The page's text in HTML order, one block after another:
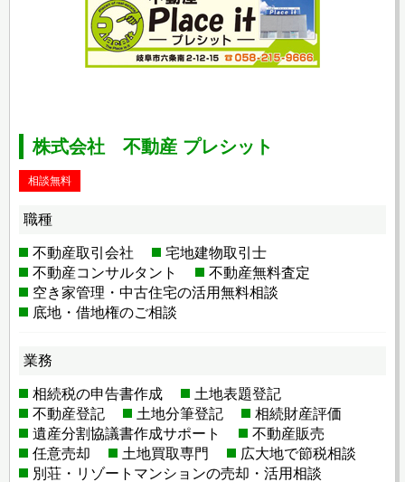
株式会社 不動産 プレシット
相談無料
職種
不動産取引会社
宅地建物取引士
不動産コンサルタント
不動産無料査定
空き家管理・中古住宅の活用無料相談
底地・借地権のご相談
業務
相続税の申告書作成
土地表題登記
不動産登記
土地分筆登記
相続財産評価
遺産分割協議書作成サポート
不動産販売
任意売却
土地買取専門
広大地で節税相談
別荘・リゾートマンションの売却・活用相談